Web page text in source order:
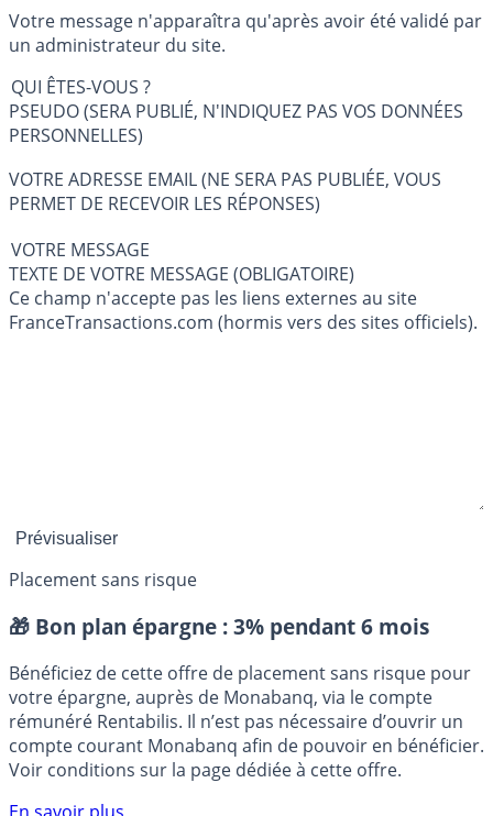
Votre message n'apparaîtra qu'après avoir été validé par
un administrateur du site.
QUI ÊTES-VOUS ?
PSEUDO (SERA PUBLIÉ, N'INDIQUEZ PAS VOS DONNÉES
PERSONNELLES)
VOTRE ADRESSE EMAIL (NE SERA PAS PUBLIÉE, VOUS
PERMET DE RECEVOIR LES RÉPONSES)
VOTRE MESSAGE
TEXTE DE VOTRE MESSAGE (OBLIGATOIRE)
Ce champ n'accepte pas les liens externes au site
FranceTransactions.com (hormis vers des sites officiels).
Placement sans risque
🎁 Bon plan épargne : 3% pendant 6 mois
Bénéficiez de cette offre de placement sans risque pour
votre épargne, auprès de Monabanq, via le compte
rémunéré Rentabilis. Il n’est pas nécessaire d’ouvrir un
compte courant Monabanq afin de pouvoir en bénéficier.
Voir conditions sur la page dédiée à cette offre.